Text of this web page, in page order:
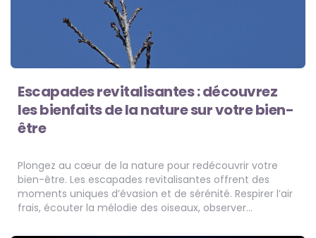
Escapades revitalisantes : découvrez
les bienfaits de la nature sur votre bien-
être
Plongez au cœur de la nature pour redécouvrir votre
bien-être. Les escapades revitalisantes offrent des
moments uniques d’évasion et de sérénité. Respirer l’air
frais, écouter la mélodie des oiseaux, observer…